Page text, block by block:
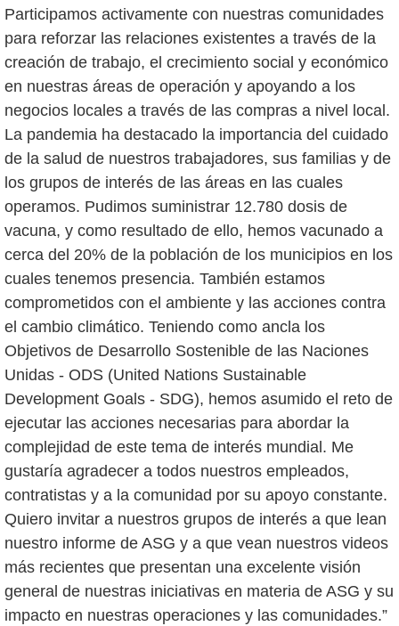
Participamos activamente con nuestras comunidades
para reforzar las relaciones existentes a través de la
creación de trabajo, el crecimiento social y económico
en nuestras áreas de operación y apoyando a los
negocios locales a través de las compras a nivel local.
La pandemia ha destacado la importancia del cuidado
de la salud de nuestros trabajadores, sus familias y de
los grupos de interés de las áreas en las cuales
operamos. Pudimos suministrar 12.780 dosis de
vacuna, y como resultado de ello, hemos vacunado a
cerca del 20% de la población de los municipios en los
cuales tenemos presencia. También estamos
comprometidos con el ambiente y las acciones contra
el cambio climático. Teniendo como ancla los
Objetivos de Desarrollo Sostenible de las Naciones
Unidas - ODS (United Nations Sustainable
Development Goals - SDG), hemos asumido el reto de
ejecutar las acciones necesarias para abordar la
complejidad de este tema de interés mundial. Me
gustaría agradecer a todos nuestros empleados,
contratistas y a la comunidad por su apoyo constante.
Quiero invitar a nuestros grupos de interés a que lean
nuestro informe de ASG y a que vean nuestros videos
más recientes que presentan una excelente visión
general de nuestras iniciativas en materia de ASG y su
impacto en nuestras operaciones y las comunidades.”